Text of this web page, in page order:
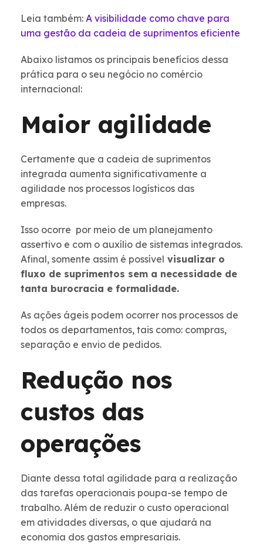
Leia também: A visibilidade como chave para
uma gestão da cadeia de suprimentos eficiente
Abaixo listamos os principais benefícios dessa
prática para o seu negócio no comércio
internacional:
Maior agilidade
Certamente que a cadeia de suprimentos
integrada aumenta significativamente a
agilidade nos processos logísticos das
empresas.
Isso ocorre por meio de um planejamento
assertivo e com o auxílio de sistemas integrados.
Afinal, somente assim é possível visualizar o
fluxo de suprimentos sem a necessidade de
tanta burocracia e formalidade.
As ações ágeis podem ocorrer nos processos de
todos os departamentos, tais como: compras,
separação e envio de pedidos.
Redução nos
custos das
operações
Diante dessa total agilidade para a realização
das tarefas operacionais poupa-se tempo de
trabalho. Além de reduzir o custo operacional
em atividades diversas, o que ajudará na
economia dos gastos empresariais.